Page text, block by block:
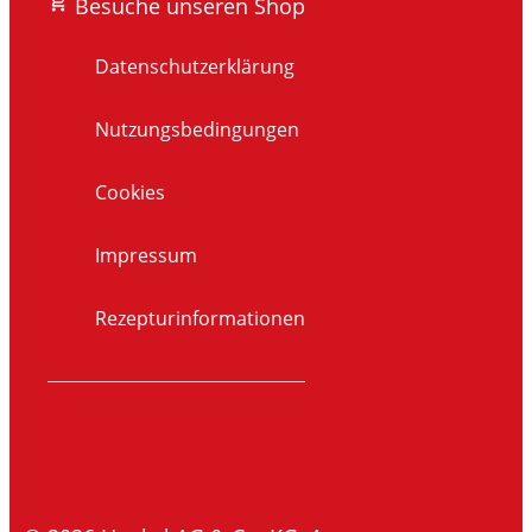
Besuche unseren Shop
Datenschutzerklärung
Nutzungsbedingungen
Cookies
Impressum
Rezepturinformationen